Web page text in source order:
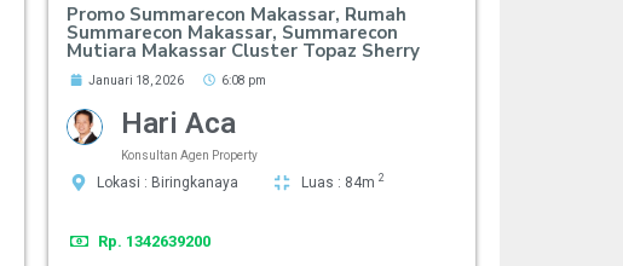
Promo Summarecon Makassar, Rumah
Summarecon Makassar, Summarecon
Mutiara Makassar Cluster Topaz Sherry
Januari 18, 2026 6:08 pm
Hari Aca
Konsultan Agen Property
Lokasi : Biringkanaya Luas : 84m 2
Rp. 1342639200